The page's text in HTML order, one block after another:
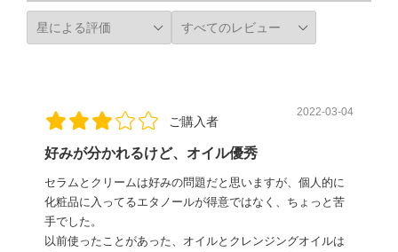
ご購入者
2022-03-04
好みが分かれるけど、オイル優秀
セラムとクリームは好みの問題だと思いますが、個人的に
化粧品に入ってるエタノールが得意ではなく、ちょっと苦
手でした。
以前使ったことがあった、オイルとクレンジングオイルは